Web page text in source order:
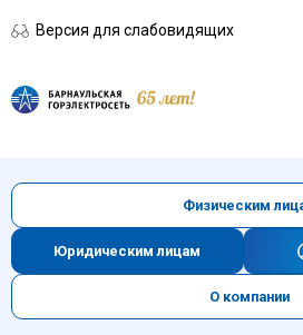
Версия для слабовидящих
Физическим
Юридическим лицам
О компании